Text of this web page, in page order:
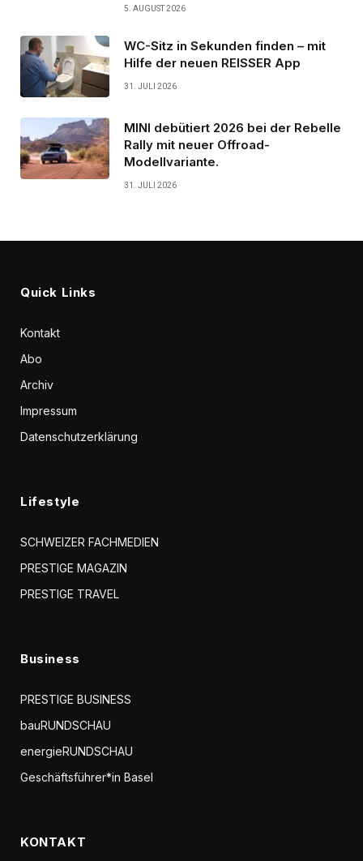
5. AUGUST 2026
WC-Sitz in Sekunden finden – mit
Hilfe der neuen REISSER App
31. JULI 2026
MINI debütiert 2026 bei der Rebelle
Rally mit neuer Offroad-
Modellvariante.
31. JULI 2026
Quick Links
Kontakt
Abo
Archiv
Impressum
Datenschutzerklärung
Lifestyle
SCHWEIZER FACHMEDIEN
PRESTIGE MAGAZIN
PRESTIGE TRAVEL
Business
PRESTIGE BUSINESS
bauRUNDSCHAU
energieRUNDSCHAU
Geschäftsführer*in Basel
KONTAKT